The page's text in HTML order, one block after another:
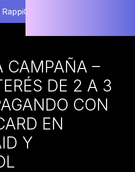
CAMPAÑA –
DE 2 A 3
CON
EN
Y